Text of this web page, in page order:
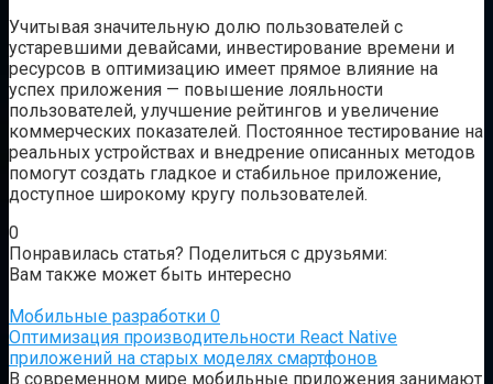
Учитывая значительную долю пользователей с
устаревшими девайсами, инвестирование времени и
ресурсов в оптимизацию имеет прямое влияние на
успех приложения — повышение лояльности
пользователей, улучшение рейтингов и увеличение
коммерческих показателей. Постоянное тестирование на
реальных устройствах и внедрение описанных методов
помогут создать гладкое и стабильное приложение,
доступное широкому кругу пользователей.
0
Понравилась статья? Поделиться с друзьями:
Вам также может быть интересно
Мобильные разработки 0
Оптимизация производительности React Native
приложений на старых моделях смартфонов
В современном мире мобильные приложения занимают